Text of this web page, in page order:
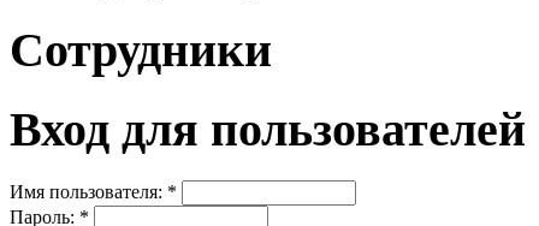
Сотрудники
Вход для пользователей
Имя пользователя: *
Пароль: *